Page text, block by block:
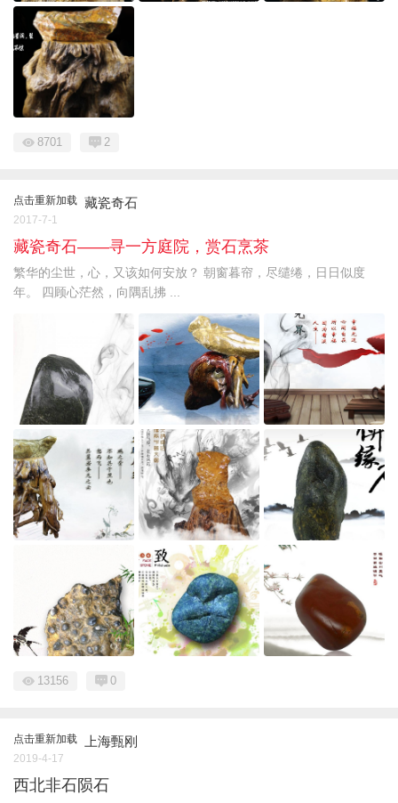
8701 2
点击重新加载 藏瓷奇石
2017-7-1
藏瓷奇石——寻一方庭院，赏石烹茶
​繁华的尘世，心，又该如何安放？ 朝窗暮帘，尽缱绻，日日似度
年。 四顾心茫然，向隅乱拂 ...
13156 0
点击重新加载 上海甄刚
2019-4-17
西北非石陨石